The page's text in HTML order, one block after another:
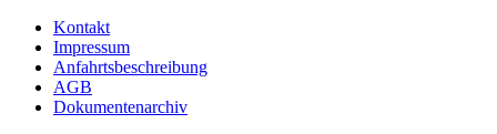
Kontakt
Impressum
Anfahrtsbeschreibung
AGB
Dokumentenarchiv